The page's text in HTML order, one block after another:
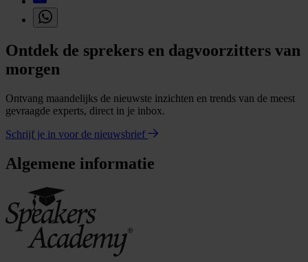
Ontdek de sprekers en dagvoorzitters van
morgen
Ontvang maandelijks de nieuwste inzichten en trends van de meest
gevraagde experts, direct in je inbox.
Schrijf je in voor de nieuwsbrief
Algemene informatie